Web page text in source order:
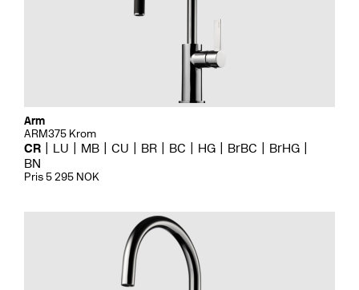
Arm
ARM375 Krom
CR LU MB CU BR BC HG BrBC
BrHG
BN
Pris 5 295 NOK